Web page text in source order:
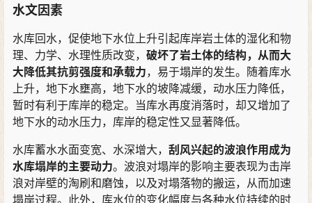
水文因素
水库回水， 促使地下水位上升引起库岸岩土体的湿化和物
理、 力学、 水理性质改变， 破坏了岩土体的结构， 从而大
大降低其抗剪强度和承载力， 易于塌岸的发生。 随着库水
上升， 地下水壅高， 地下水的坡降减缓， 动水压力降低，
暂时有利于库岸的稳定。 当库水再度消落时， 却又增加了
地下水的动水压力， 库岸的稳定性又显著降低。
水库蓄水水面变宽、 水深增大， 刮风兴起的波浪作用成为
水库塌岸的主要动力。 波浪对塌岸的影响主要表现为击岸
浪对岸壁的淘刷和磨蚀， 以及对塌落物的搬运， 从而加速
塌岸过程。 此外， 库水位的变化幅度与各种水位持续的时